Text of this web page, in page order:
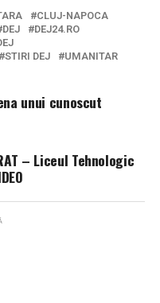
CLUJ-NAPOCA
DEJ
DEJ24.RO
STIRI DEJ UMANITAR
unui cunoscut
– Liceul Tehnologic